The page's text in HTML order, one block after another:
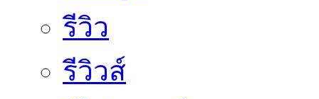
รีวิว
รีวิวส์